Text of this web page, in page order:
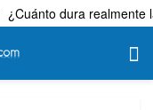
¿Cuánto dura realmente